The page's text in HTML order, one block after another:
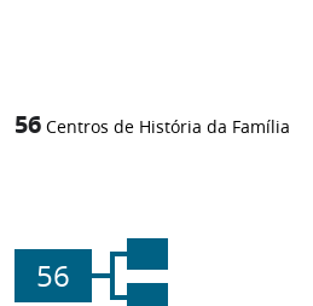
56 Centros de História da Família
56